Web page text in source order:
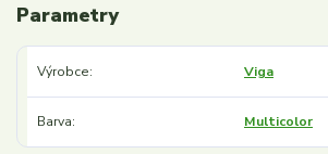
Parametry
Výrobce Viga
Barva Multicolor